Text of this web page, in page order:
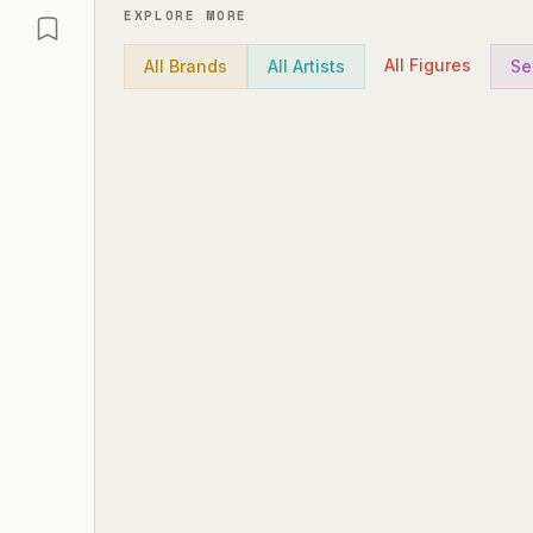
EXPLORE MORE
All Brands All Artists All Figures